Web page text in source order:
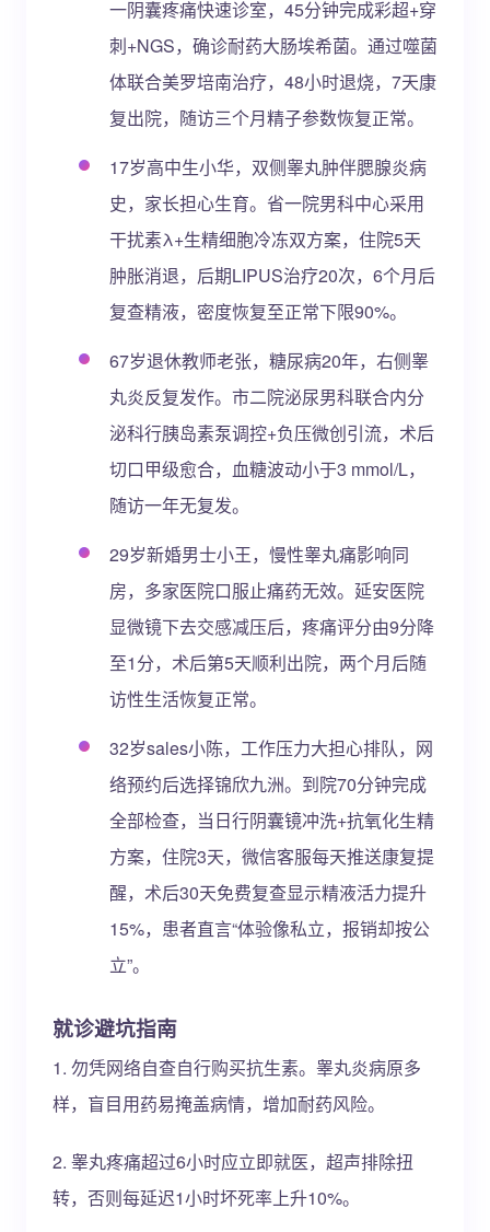
一阴囊疼痛快速诊室，45分钟完成彩超+穿
刺+NGS，确诊耐药大肠埃希菌。通过噬菌
体联合美罗培南治疗，48小时退烧，7天康
复出院，随访三个月精子参数恢复正常。
17岁高中生小华，双侧睾丸肿伴腮腺炎病
史，家长担心生育。省一院男科中心采用
干扰素λ+生精细胞冷冻双方案，住院5天
肿胀消退，后期LIPUS治疗20次，6个月后
复查精液，密度恢复至正常下限90%。
67岁退休教师老张，糖尿病20年，右侧睾
丸炎反复发作。市二院泌尿男科联合内分
泌科行胰岛素泵调控+负压微创引流，术后
切口甲级愈合，血糖波动小于3 mmol/L，
随访一年无复发。
29岁新婚男士小王，慢性睾丸痛影响同
房，多家医院口服止痛药无效。延安医院
显微镜下去交感减压后，疼痛评分由9分降
至1分，术后第5天顺利出院，两个月后随
访性生活恢复正常。
32岁sales小陈，工作压力大担心排队，网
络预约后选择锦欣九洲。到院70分钟完成
全部检查，当日行阴囊镜冲洗+抗氧化生精
方案，住院3天，微信客服每天推送康复提
醒，术后30天免费复查显示精液活力提升
15%，患者直言“体验像私立，报销却按公
立”。
就诊避坑指南
1. 勿凭网络自查自行购买抗生素。睾丸炎病原多
样，盲目用药易掩盖病情，增加耐药风险。
2. 睾丸疼痛超过6小时应立即就医，超声排除扭
转，否则每延迟1小时坏死率上升10%。